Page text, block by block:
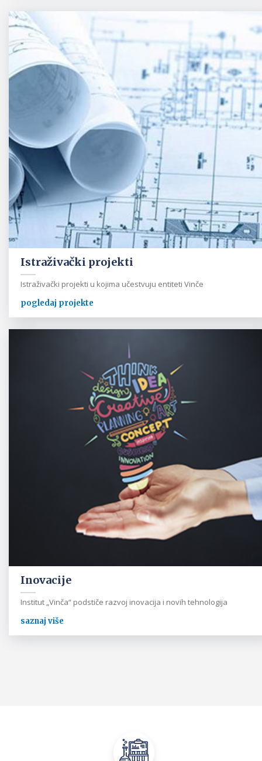
Istraživački projekti
Istraživački projekti u kojima učestvuju entiteti Vinče
pogledaj projekte
Inovacije
Institut „Vinča“ podstiče razvoj inovacija i novih tehnologija
saznaj više